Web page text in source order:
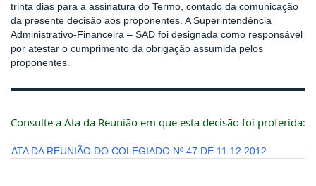
trinta dias para a assinatura do Termo, contado da comunicação
da presente decisão aos proponentes. A Superintendência
Administrativo-Financeira – SAD foi designada como responsável
por atestar o cumprimento da obrigação assumida pelos
proponentes.
Consulte a Ata da Reunião em que esta decisão foi proferida:
ATA DA REUNIÃO DO COLEGIADO Nº 47 DE 11.12.2012